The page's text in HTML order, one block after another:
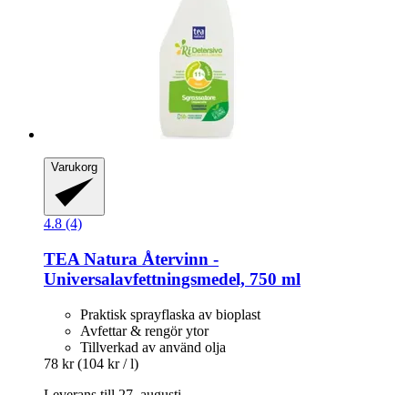
Varukorg
4.8 (4)
TEA Natura Återvinn -​
Universalavfettningsmedel, 750 ml
Praktisk sprayflaska av bioplast
Avfettar & rengör ytor
Tillverkad av använd olja
78 kr (104 kr / l)